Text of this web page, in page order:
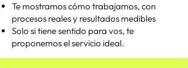
Te mostramos cómo trabajamos, con
procesos reales y resultados medibles
Solo si tiene sentido para vos, te
proponemos el servicio ideal.